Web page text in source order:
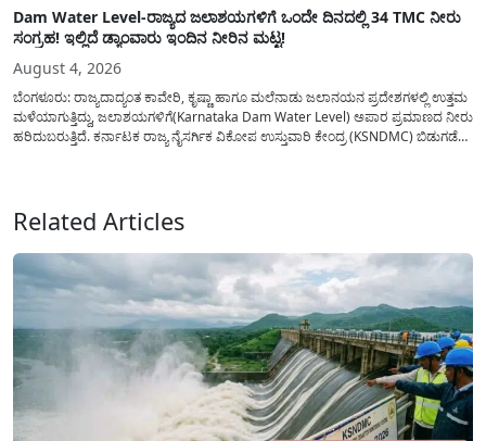
Dam Water Level-ರಾಜ್ಯದ ಜಲಾಶಯಗಳಿಗೆ ಒಂದೇ ದಿನದಲ್ಲಿ 34 TMC ನೀರು
ಸಂಗ್ರಹ! ಇಲ್ಲಿದೆ ಡ್ಯಾಂವಾರು ಇಂದಿನ ನೀರಿನ ಮಟ್ಟ!
August 4, 2026
ಬೆಂಗಳೂರು: ರಾಜ್ಯದಾದ್ಯಂತ ಕಾವೇರಿ, ಕೃಷ್ಣಾ ಹಾಗೂ ಮಲೆನಾಡು ಜಲಾನಯನ ಪ್ರದೇಶಗಳಲ್ಲಿ ಉತ್ತಮ
ಮಳೆಯಾಗುತ್ತಿದ್ದು, ಜಲಾಶಯಗಳಿಗೆ(Karnataka Dam Water Level) ಅಪಾರ ಪ್ರಮಾಣದ ನೀರು
ಹರಿದುಬರುತ್ತಿದೆ. ಕರ್ನಾಟಕ ರಾಜ್ಯ ನೈಸರ್ಗಿಕ ವಿಕೋಪ ಉಸ್ತುವಾರಿ ಕೇಂದ್ರ (KSNDMC) ಬಿಡುಗಡೆ
Related Articles